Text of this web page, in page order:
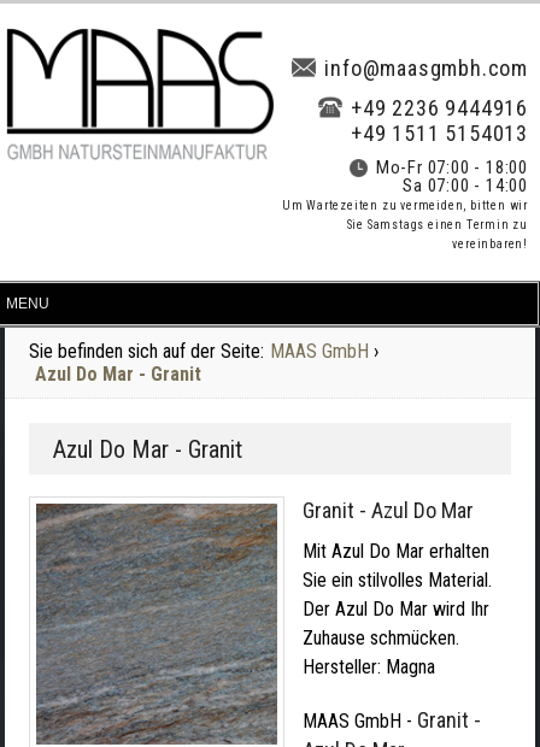
info@maasgmbh.com
+49 2236 9444916
+49 1511 5154013
Mo-Fr 07:00 - 18:00
Sa 07:00 - 14:00
Um Wartezeiten zu vermeiden, bitten wir
Sie Samstags einen Termin zu
vereinbaren!
Sie befinden sich auf der Seite: MAAS GmbH ›
Azul Do Mar - Granit
Azul Do Mar - Granit
Granit - Azul Do Mar
Mit Azul Do Mar erhalten
Sie ein stilvolles Material.
Der Azul Do Mar wird Ihr
Zuhause schmücken.
Hersteller: Magna
MAAS GmbH - Granit -